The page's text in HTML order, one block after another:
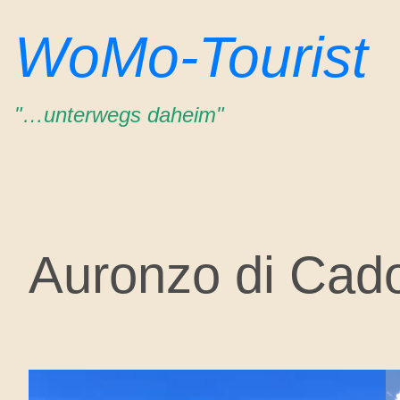
Inhalt
springen
WoMo-Tourist
"…unterwegs daheim"
Auronzo di